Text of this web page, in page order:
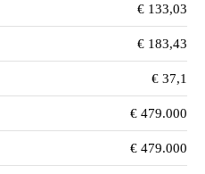
€ 133,03
€ 183,43
€ 37,1
€ 479.000
€ 479.000